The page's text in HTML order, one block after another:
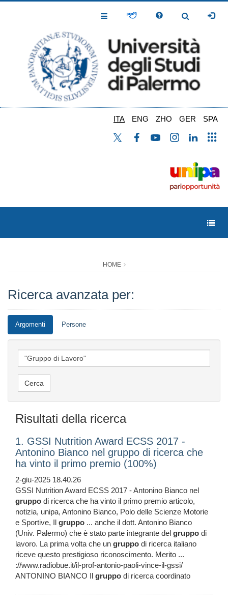
Toggle
Toggle
ITA ENG ZHO GER SPA
HOME
Ricerca avanzata per:
Argomenti Persone
Risultati della ricerca
1. GSSI Nutrition Award ECSS 2017 -
Antonino Bianco nel gruppo di ricerca che
ha vinto il primo premio (100%)
2-giu-2025 18.40.26
GSSI Nutrition Award ECSS 2017 - Antonino Bianco nel
gruppo di ricerca che ha vinto il primo premio articolo,
notizia, unipa, Antonino Bianco, Polo delle Scienze Motorie
e Sportive, Il gruppo ... anche il dott. Antonino Bianco
(Univ. Palermo) che è stato parte integrante del gruppo di
lavoro. La prima volta che un gruppo di ricerca italiano
riceve questo prestigioso riconoscimento. Merito ...
://www.radiobue.it/il-prof-antonio-paoli-vince-il-gssi/
ANTONINO BIANCO Il gruppo di ricerca coordinato